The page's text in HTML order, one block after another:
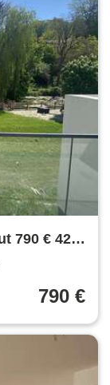
790 € 42
790 €